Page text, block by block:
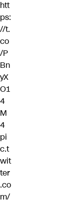
htt
ps:
//t.
co
/P
Bn
yX
O1
4
M
4
pi
c.t
wit
ter
.co
m/